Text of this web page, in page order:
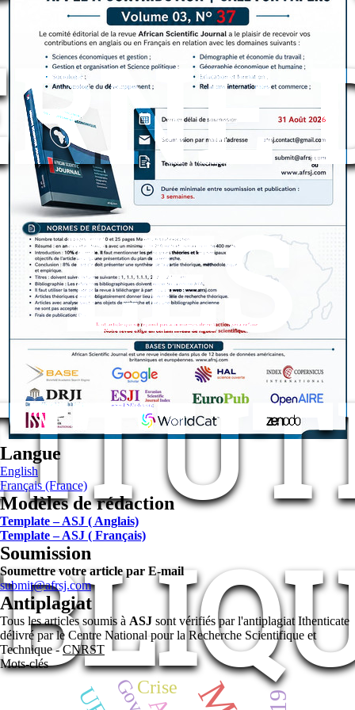
LES
Langue
English
Français (France)
Modèles de rédaction
Template – ASJ ( Anglais)
Template – ASJ ( Français)
Soumission
Soumettre votre article par E-mail
submit@afrsj.com
Antiplagiat
Tous les articles soumis à ASJ sont vérifiés par l'antiplagiat Ithenticate
délivré par le Centre National pour la Recherche Scientifique et
Technique -CNRST
Mots-clés
Crise